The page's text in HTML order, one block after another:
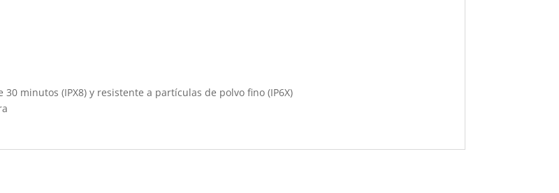
minutos (IPX8) y resistente a partículas de polvo fino (IP6X)